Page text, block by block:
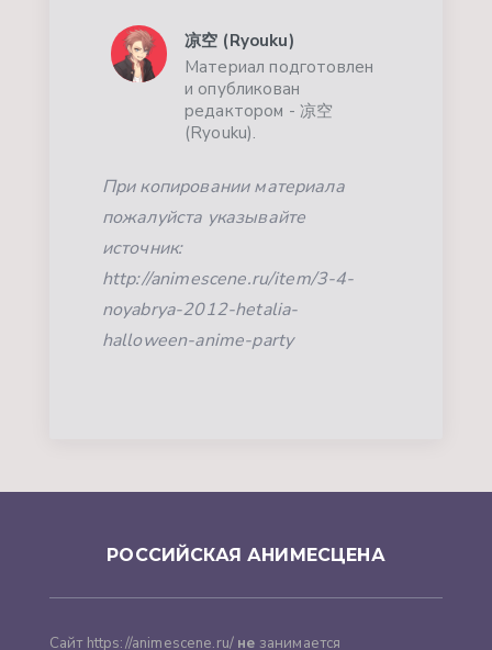
凉空 (Ryouku)
Материал подготовлен
и опубликован
редактором - 凉空
(Ryouku).
При копировании материала
пожалуйста указывайте
источник:
http://animescene.ru/item/3-4-
noyabrya-2012-hetalia-
halloween-anime-party
РОССИЙСКАЯ АНИМЕСЦЕНА
Сайт https://animescene.ru/ не занимается